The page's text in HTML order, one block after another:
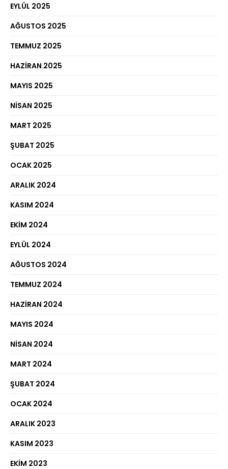
EYLÜL 2025
AĞUSTOS 2025
TEMMUZ 2025
HAZIRAN 2025
MAYIS 2025
NISAN 2025
MART 2025
ŞUBAT 2025
OCAK 2025
ARALIK 2024
KASIM 2024
EKIM 2024
EYLÜL 2024
AĞUSTOS 2024
TEMMUZ 2024
HAZIRAN 2024
MAYIS 2024
NISAN 2024
MART 2024
ŞUBAT 2024
OCAK 2024
ARALIK 2023
KASIM 2023
EKIM 2023